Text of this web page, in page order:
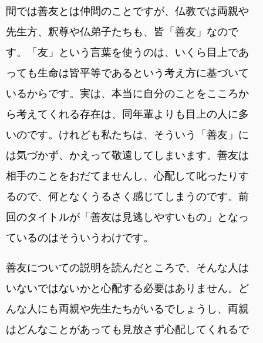
間では善友とは仲間のことですが、仏教では両親や
先生方、釈尊や仏弟子たちも、皆「善友」なので
す。「友」という言葉を使うのは、いくら目上であ
っても生命は皆平等であるという考え方に基づいて
いるからです。実は、本当に自分のことをこころか
ら考えてくれる存在は、同年輩よりも目上の人に多
いのです。けれども私たちは、そういう「善友」に
は気づかず、かえって敬遠してしまいます。善友は
相手のことをおだてませんし、心配して叱ったりす
るので、何となくうるさく感じてしまうのです。前
回のタイトルが「善友は見逃しやすいもの」となっ
ているのはそういうわけです。
善友についての説明を読んだところで、そんな人は
いないではないかと心配する必要はありません。ど
んな人にも両親や先生たちがいるでしょうし、両親
はどんなことがあっても見放さず心配してくれるで